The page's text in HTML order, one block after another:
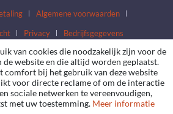
Algemene voorwaarden
Privacy Bedrijfsgegevens
van cookies die noodzakelijk zijn voor de
de website en die altijd worden geplaatst.
comfort bij het gebruik van deze website
voor directe reclame of om de interactie
sociale netwerken te vereenvoudigen,
met uw toestemming. Meer informatie